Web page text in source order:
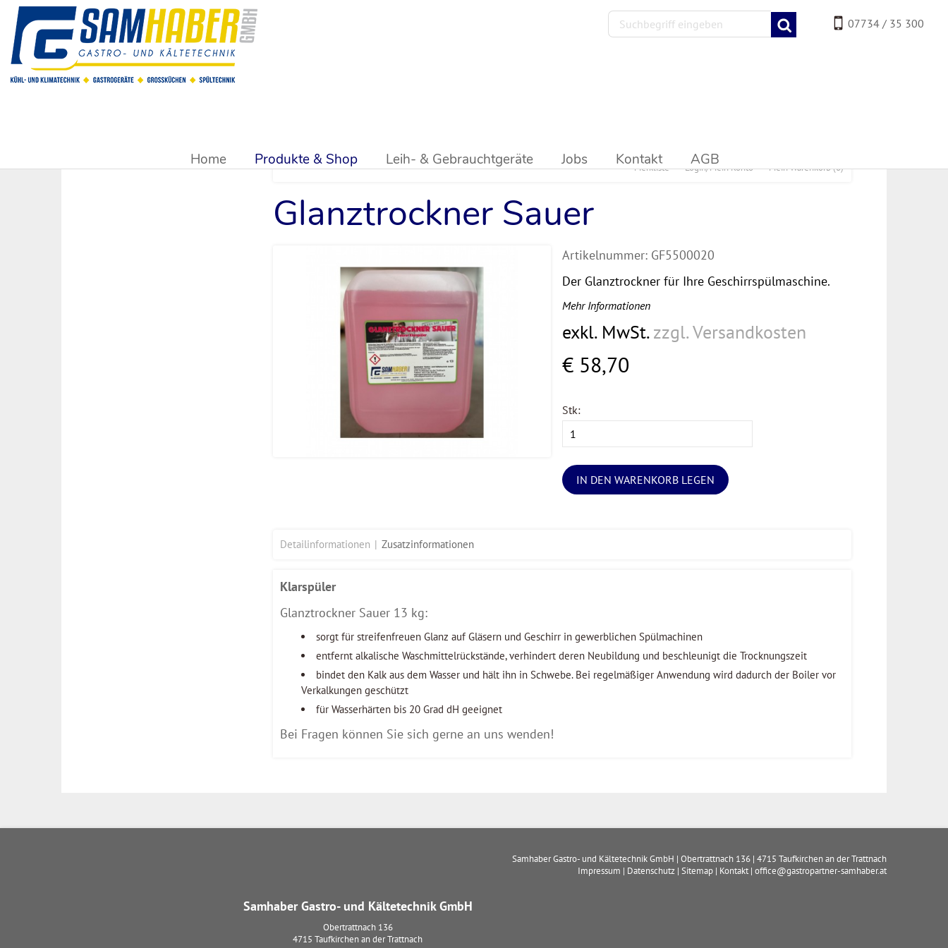
07734 / 35 300
Home Produkte & Shop Leih- & Gebrauchtgeräte Jobs Kontakt AGB Mein Warenkorb(0)
Login/Mein Konto
Merkliste
Glanztrockner Sauer
Artikelnummer: GF5500020
Der Glanztrockner für Ihre Geschirrspülmaschine.
Mehr Informationen
exkl. MwSt.zzgl. Versandkosten
€ 58,70
Stk:
IN DEN WARENKORB LEGEN
Detailinformationen Zusatzinformationen
Klarspüler
Glanztrockner Sauer 13 kg:
sorgt für streifenfreuen Glanz auf Gläsern und Geschirr in gewerblichen Spülmachinen
entfernt alkalische Waschmittelrückstände, verhindert deren Neubildung und beschleunigt die Trocknungszeit
bindet den Kalk aus dem Wasser und hält ihn in Schwebe. Bei regelmäßiger Anwendung wird dadurch der Boiler vor
Verkalkungen geschützt
für Wasserhärten bis 20 Grad dH geeignet
Bei Fragen können Sie sich gerne an uns wenden!
Samhaber Gastro- und Kältetechnik GmbH | Obertrattnach 136 | 4715 Taufkirchen an der Trattnach
Impressum | Datenschutz | Sitemap | Kontakt | office@gastropartner-samhaber.at
Samhaber Gastro- und Kältetechnik GmbH
Obertrattnach 136
4715 Taufkirchen an der Trattnach